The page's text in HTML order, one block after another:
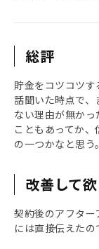
総評
貯金をコツコツ
話聞いた時点で
ない理由が無か
こともあってか
の一つかなと思う。
改善して
契約後のアフタ
には直接伝えたの